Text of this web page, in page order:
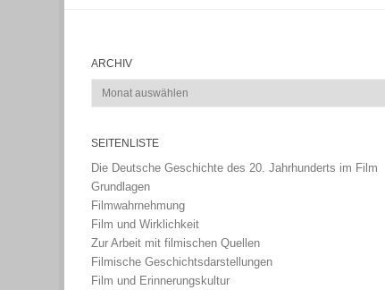
ARCHIV
Archiv
SEITENLISTE
Die Deutsche Geschichte des 20. Jahrhunderts im Film
Grundlagen
Filmwahrnehmung
Film und Wirklichkeit
Zur Arbeit mit filmischen Quellen
Filmische Geschichtsdarstellungen
Film und Erinnerungskultur